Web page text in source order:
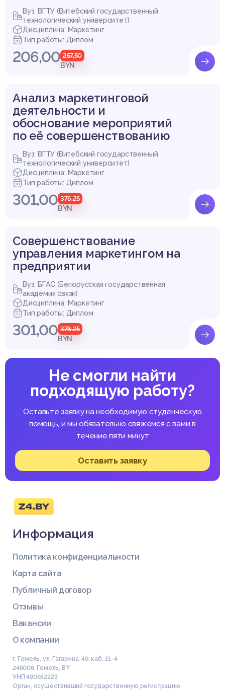
Вуз: ВГТУ (Витебский государственный
технологический университет)
Дисциплина: Маркетинг
Тип работы: Диплом
206,00 257,50
BYN
Анализ маркетинговой
деятельности и
обоснование мероприятий
по её совершенствованию
Вуз: ВГТУ (Витебский государственный
технологический университет)
Дисциплина: Маркетинг
Тип работы: Диплом
301,00 376,25
BYN
Совершенствование
управления маркетингом на
предприятии
Вуз: БГАС (Белорусская государственная
академия связи)
Дисциплина: Маркетинг
Тип работы: Диплом
301,00 376,25
BYN
Не смогли найти
подходящую работу?
Оставьте заявку на необходимую студенческую
помощь, и мы обязательно свяжемся с вами в
течение пяти минут
Оставить заявку
Информация
Политика конфиденциальности
Карта сайта
Публичный договор
Отзывы
Вакансии
О компании
г. Гомель, ул. Гагарина, 49, каб. 31-4
246008, Гомель, BY
УНП 490652223
Орган, осуществивший государственную регистрацию